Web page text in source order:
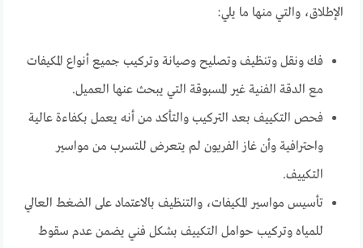
الإطلاق، والتي منها ما يلي:
فك ونقل وتنظيف وتصليح وصيانة وتركيب جميع أنواع المكيفات
مع الدقة الفنية غير المسبوقة التي يبحث عنها العميل.
فحص التكييف بعد التركيب والتأكد من أنه يعمل بكفاءة عالية
واحترافية وأن غاز الفريون لم يتعرض للتسرب من مواسير
التكييف.
تأسيس مواسير المكيفات، والتنظيف بالاعتماد على الضغط العالي
للمياه وتركيب حوامل التكييف بشكل فني يضمن عدم سقوط